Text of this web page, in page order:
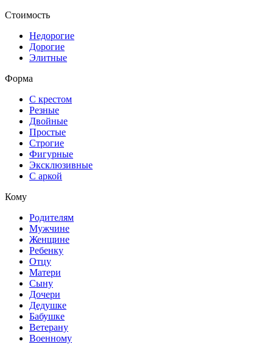
Стоимость
Недорогие
Дорогие
Элитные
Форма
С крестом
Резные
Двойные
Простые
Строгие
Фигурные
Эксклюзивные
С аркой
Кому
Родителям
Мужчине
Женщине
Ребенку
Отцу
Матери
Сыну
Дочери
Дедушке
Бабушке
Ветерану
Военному